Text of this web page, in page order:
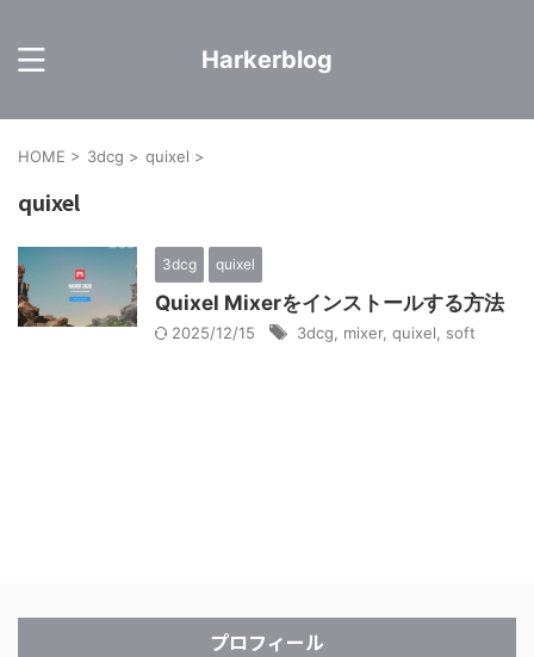
Harkerblog
HOME > 3dcg > quixel >
quixel
3dcg quixel
Quixel Mixerをインストールする方法
2025/12/15 3dcg mixer, quixel soft
プロフィール